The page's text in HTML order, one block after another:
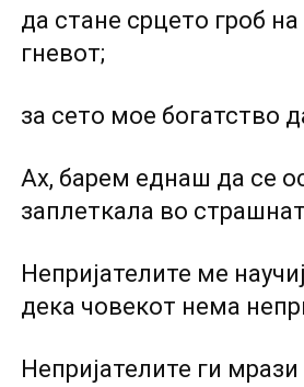
да стане срцето гроб
гневот;
за сето мое богатство
Ах, барем еднаш да се
заплеткала во
Непријателите ме
дека човекот нема
Непријателите ги